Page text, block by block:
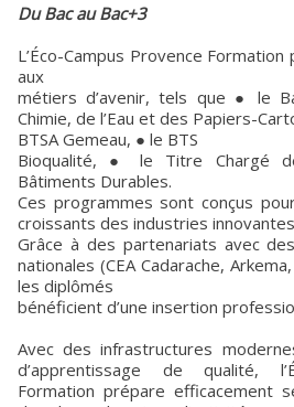
Du Bac au Bac+3
L’Éco-Campus Provence
aux
métiers d’avenir, tels que ● le
Chimie, de l’Eau et des Papiers-
BTSA Gemeau, ● le BTS
Bioqualité, ● le Titre Chargé
Bâtiments Durables.
Ces programmes sont conçus
croissants des industries
Grâce à des partenariats avec
nationales (CEA Cadarache,
les diplômés
bénéficient d’une insertion
Avec des infrastructures
d’apprentissage de qualité,
Formation prépare efficacement